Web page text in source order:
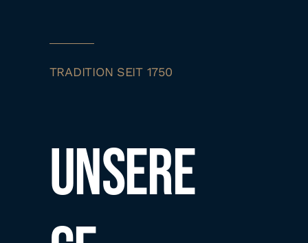
TRADITION SEIT 1750
Unsere